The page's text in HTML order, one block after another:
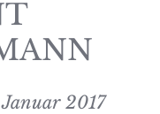
2017